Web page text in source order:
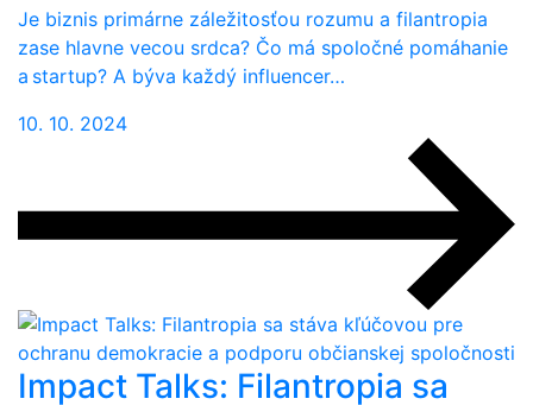
Je biznis primárne záležitosťou rozumu a filantropia
zase hlavne vecou srdca? Čo má spoločné pomáhanie
a startup? A býva každý influencer…
10. 10. 2024
Impact Talks: Filantropia sa